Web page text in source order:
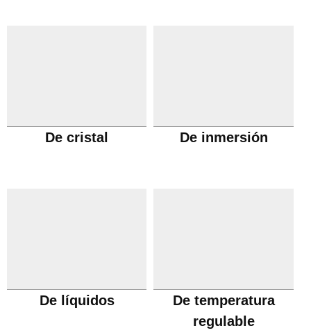
De cristal De inmersión
De líquidos
De temperatura
regulable